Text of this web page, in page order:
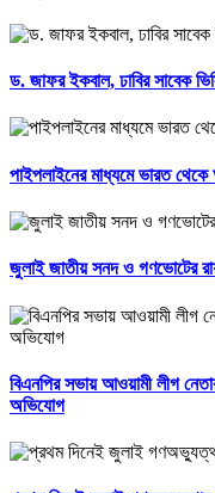
ড. জাফর ইকবাল, ঢাবির সাবেক
পাইপলাইনের মাধ্যমে ভারত থেকে
জুলাই জাতীয় সনদ ও গণভোটের
বিএনপির সভায় আওয়ামী লীগ
অভিযোগ